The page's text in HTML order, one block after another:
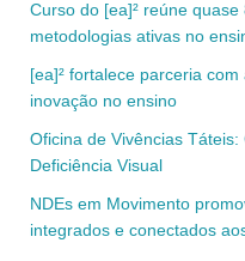
Curso do [ea]² reúne
metodologias ativas no
[ea]² fortalece parceria
inovação no ensino
Oficina de Vivências
Deficiência Visual
NDEs em Movimento
integrados e conectados